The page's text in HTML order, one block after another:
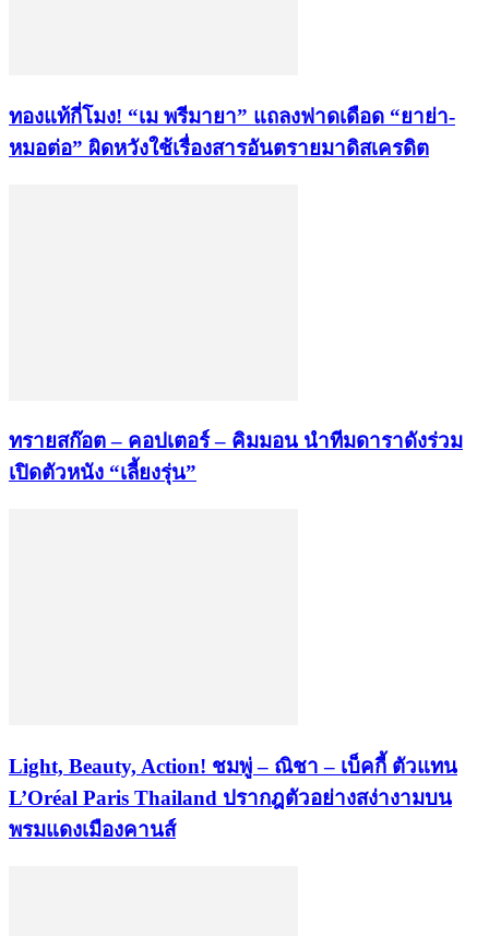
ทองแท้กี่โมง! “เม พรีมายา” แถลงฟาดเดือด “ยาย่า-
หมอต่อ” ผิดหวังใช้เรื่องสารอันตรายมาดิสเครดิต
ทรายสก๊อต – คอปเตอร์ – คิมมอน นำทีมดาราดังร่วม
เปิดตัวหนัง “เลี้ยงรุ่น”
Light, Beauty, Action! ชมพู่ – ณิชา – เบ็คกี้ ตัวแทน
L’Oréal Paris Thailand ปรากฎตัวอย่างสง่างามบน
พรมแดงเมืองคานส์